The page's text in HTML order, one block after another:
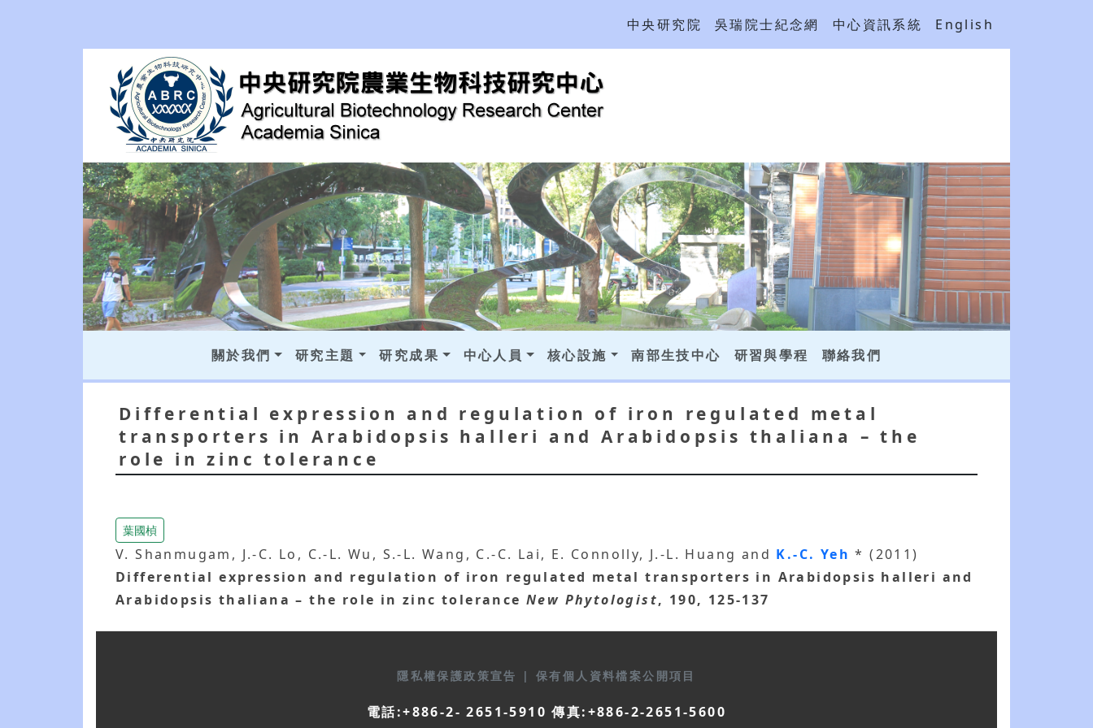
中央研究院 吳瑞院士紀念網 中心資訊系統 English
關於我們 研究主題 研究成果 中心人員 核心設施 南部生技中心 研習與學程 聯絡我們
Differential expression and regulation of iron regulated metal
transporters in Arabidopsis halleri and Arabidopsis thaliana – the
role in zinc tolerance
葉國楨
V. Shanmugam, J.-C. Lo, C.-L. Wu, S.-L. Wang, C.-C. Lai, E. Connolly, J.-L. Huang and K.-C. Yeh* (2011)
Differential expression and regulation of iron regulated metal transporters in Arabidopsis halleri and
Arabidopsis thaliana – the role in zinc tolerance New Phytologist, 190, 125-137
隱私權保護政策宣告 | 保有個人資料檔案公開項目
電話:+886-2- 2651-5910 傳真:+886-2-2651-5600